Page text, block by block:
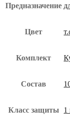
Предназначение
Цвет
Комплект
Состав
Класс защиты 1